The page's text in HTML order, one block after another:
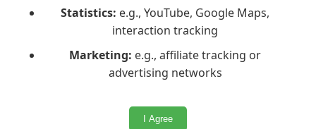
Statistics: e.g., YouTube, Google Maps,
interaction tracking
Marketing: e.g., affiliate tracking or
advertising networks
I Agree
Venligst sørg for, at dit telefonnummer er
synligt, så vores team hurtigt kan ringe
tilbage til dig.